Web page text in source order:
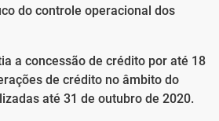
do controle operacional dos
a concessão de crédito por até 18
de crédito no âmbito do
até 31 de outubro de 2020.